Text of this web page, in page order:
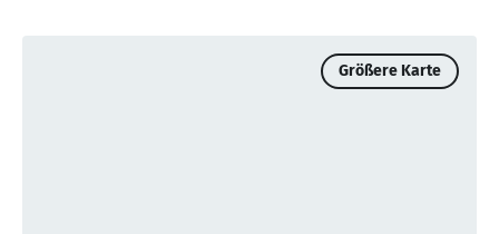
Größere Karte